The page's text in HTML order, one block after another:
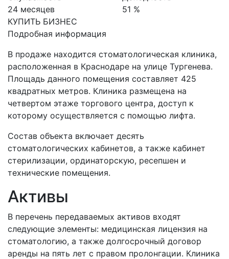
24 месяцев
КУПИТЬ БИЗНЕС
51 %
Подробная информация
В продаже находится стоматологическая клиника,
расположенная в Краснодаре на улице Тургенева.
Площадь данного помещения составляет 425
квадратных метров. Клиника размещена на
четвертом этаже торгового центра, доступ к
которому осуществляется с помощью лифта.
Состав объекта включает десять
стоматологических кабинетов, а также кабинет
стерилизации, ординаторскую, ресепшен и
технические помещения.
Активы
В перечень передаваемых активов входят
следующие элементы: медицинская лицензия на
стоматологию, а также долгосрочный договор
аренды на пять лет с правом пролонгации. Клиника